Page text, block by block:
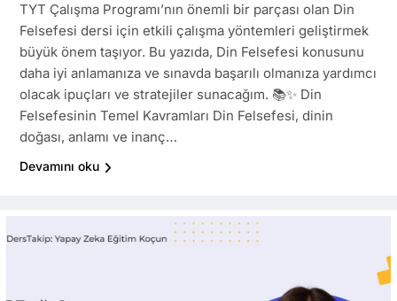
TYT Çalışma Programı’nın önemli bir parçası olan Din
Felsefesi dersi için etkili çalışma yöntemleri geliştirmek
büyük önem taşıyor. Bu yazıda, Din Felsefesi konusunu
daha iyi anlamanıza ve sınavda başarılı olmanıza yardımcı
olacak ipuçları ve stratejiler sunacağım. 📚✨ Din
Felsefesinin Temel Kavramları Din Felsefesi, dinin
doğası, anlamı ve inanç…
Devamını oku